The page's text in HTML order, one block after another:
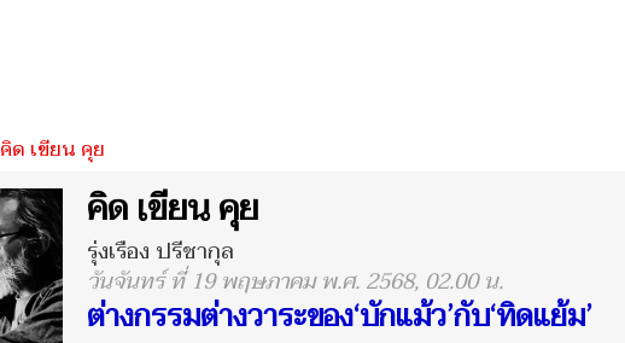
คิด เขียน คุย
คิด เขียน คุย
รุ่งเรือง ปรีชากุล
วันจันทร์ ที่ 19 พฤษภาคม พ.ศ. 2568, 02.00 น.
ต่างกรรมต่างวาระของ‘บักแม้ว’กับ‘ทิดแย้ม’